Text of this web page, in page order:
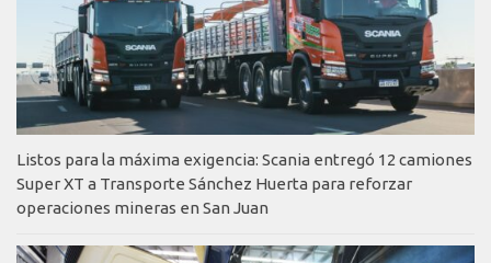
Listos para la máxima exigencia: Scania entregó 12 camiones
Super XT a Transporte Sánchez Huerta para reforzar
operaciones mineras en San Juan